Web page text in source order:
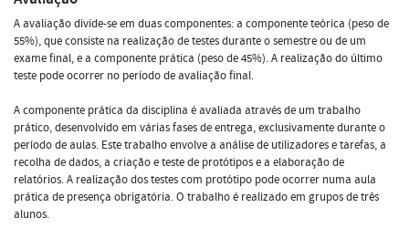
A avaliação divide-se em duas componentes: a componente teórica (peso de
55%), que consiste na realização de testes durante o semestre ou de um
exame final, e a componente prática (peso de 45%). A realização do último
teste pode ocorrer no período de avaliação final.
A componente prática da disciplina é avaliada através de um trabalho
prático, desenvolvido em várias fases de entrega, exclusivamente durante o
período de aulas. Este trabalho envolve a análise de utilizadores e tarefas, a
recolha de dados, a criação e teste de protótipos e a elaboração de
relatórios. A realização dos testes com protótipo pode ocorrer numa aula
prática de presença obrigatória. O trabalho é realizado em grupos de três
alunos.